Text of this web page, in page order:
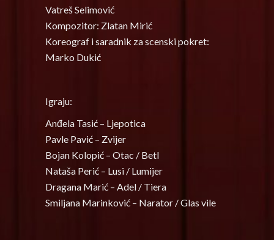
Vatreš Selimović
Kompozitor: Zlatan Mirić
Koreograf i saradnik za scenski pokret:
Marko Dukić
Igraju:
Anđela Tasić – Ljepotica
Pavle Pavić – Zvijer
Bojan Kolopić – Otac / Betl
Nataša Perić – Lusi / Lumijer
Dragana Marić – Adel / Tiera
Smiljana Marinković – Narator / Glas vile